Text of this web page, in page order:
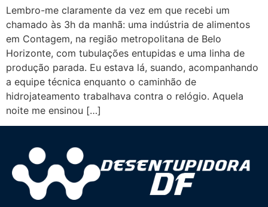
Lembro-me claramente da vez em que recebi um
chamado às 3h da manhã: uma indústria de alimentos
em Contagem, na região metropolitana de Belo
Horizonte, com tubulações entupidas e uma linha de
produção parada. Eu estava lá, suando, acompanhando
a equipe técnica enquanto o caminhão de
hidrojateamento trabalhava contra o relógio. Aquela
noite me ensinou […]